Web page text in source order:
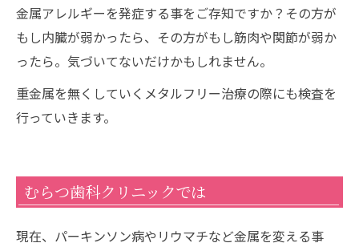
金属アレルギーを発症する事をご存知ですか？その方が
もし内臓が弱かったら、その方がもし筋肉や関節が弱か
ったら。気づいてないだけかもしれません。
重金属を無くしていくメタルフリー治療の際にも検査を
行っていきます。
むらつ歯科クリニックでは
現在、パーキンソン病やリウマチなど金属を変える事